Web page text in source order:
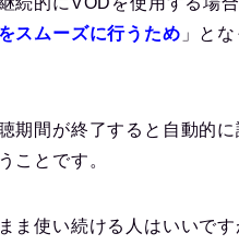
スムーズに行うため 」と
期間が終了すると自動的に
ことです。
ま使い続ける人はいいで